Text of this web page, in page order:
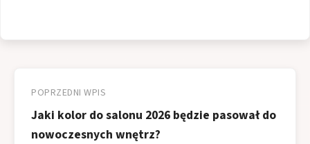
wpisu
POPRZEDNI WPIS
Jaki kolor do salonu 2026 będzie pasował do
nowoczesnych wnętrz?